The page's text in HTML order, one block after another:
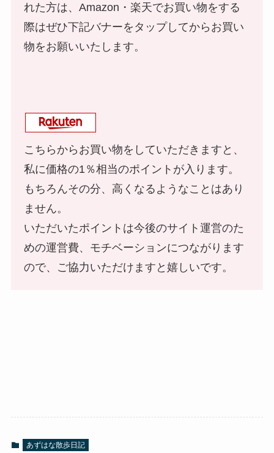
れた方は、Amazon・楽天でお買い物をする
際はぜひ下記バナーをタップしてからお買い
物をお願いいたします。
こちらからお買い物をしていただきますと、
私に価格の1％相当のポイントが入ります。
もちろんその分、高くなるようなことはあり
ません。
いただいたポイントは今後のサイト運営のた
めの運営費、モチベーションにつながります
ので、ご協力いただけますと嬉しいです。
あずはな散歩日記